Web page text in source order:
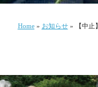
Home» お知らせ» 【中